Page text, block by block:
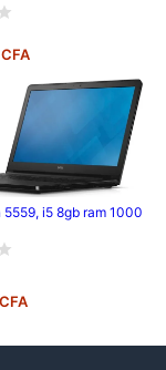
5559, i5 8gb ram 1000